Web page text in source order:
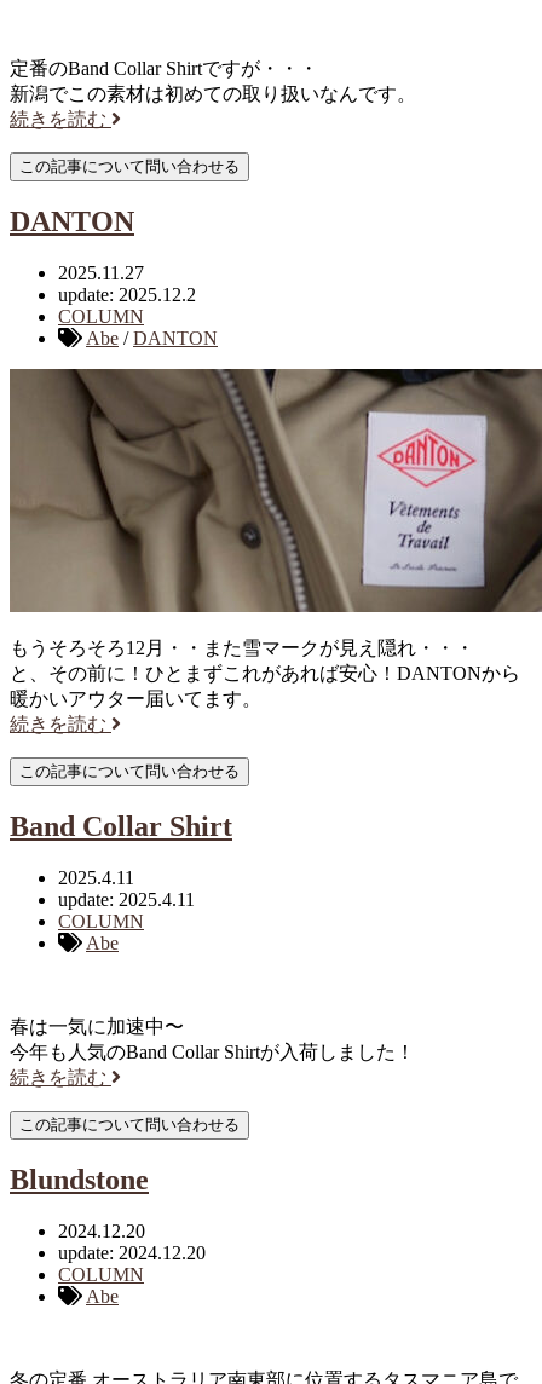
定番のBand Collar Shirtですが・・・
新潟でこの素材は初めての取り扱いなんです。
続きを読む
DANTON
2025.11.27
update: 2025.12.2
COLUMN
Abe /DANTON
もうそろそろ12月・・また雪マークが見え隠れ・・・
と、その前に！ひとまずこれがあれば安心！DANTONから
暖かいアウター届いてます。
続きを読む
Band Collar Shirt
2025.4.11
update: 2025.4.11
COLUMN
Abe
春は一気に加速中〜
今年も人気のBand Collar Shirtが入荷しました！
続きを読む
Blundstone
2024.12.20
update: 2024.12.20
COLUMN
Abe
冬の定番 オーストラリア南東部に位置するタスマニア島で